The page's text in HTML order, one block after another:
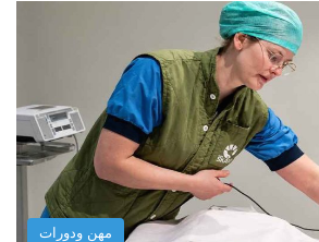
مهن ودورات